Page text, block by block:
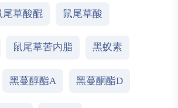
尾草酸醌 鼠尾草酸
鼠尾草苦内脂 黑蚁素
黑蔓醇酯A 黑蔓酮酯D